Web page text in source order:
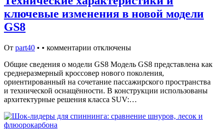
ключевые изменения в новой модели
GS8
От part40 • • комментарии отключены
Общие сведения о модели GS8 Модель GS8 представлена как
среднеразмерный кроссовер нового поколения,
ориентированный на сочетание пассажирского пространства
и технической оснащённости. В конструкции использованы
архитектурные решения класса SUV:…